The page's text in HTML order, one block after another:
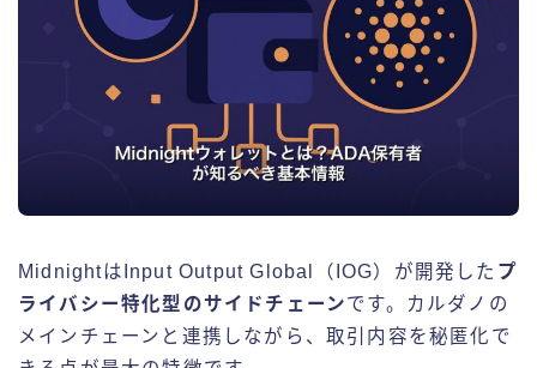
MidnightはInput Output Global（IOG）が開発した プ
ライバシー特化型のサイドチェーンです。カルダノの
メインチェーンと連携しながら、取引内容を秘匿化で